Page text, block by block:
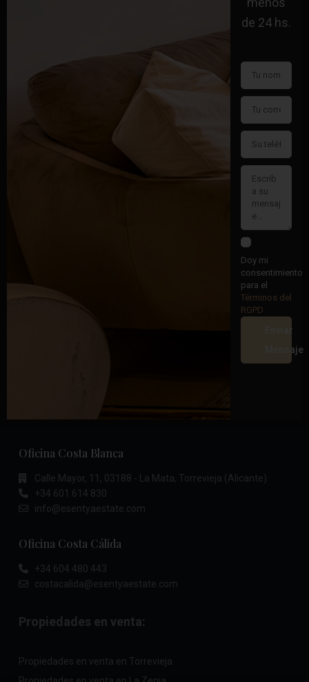
de 24 hs.
Doy mi
consentimiento
para el
Términos del
RGPD
Enviar
Mensaje
Oficina Costa Blanca
Calle Mayor, 11, 03188 - La Mata, Torrevieja (Alicante)
+34 601 614 830
info@esentyaestate.com
Oficina Costa Cálida
+34 604 480 443
costacalida@esentyaestate.com
Propiedades en venta:
Propiedades en venta en Torrevieja